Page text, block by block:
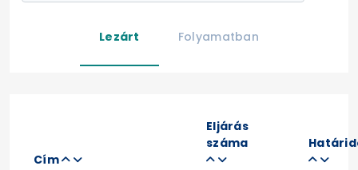
Lezárt Folyamatban
Cím
Eljárás
száma